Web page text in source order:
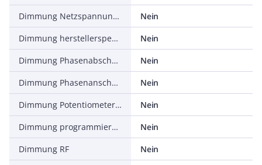
Dimmung Netzspannungsmodulation
Nein
Dimmung herstellerspezifisch
Nein
Dimmung Phasenabschnitt
Nein
Dimmung Phasenanschnitt
Nein
Dimmung Potentiometer (geräteintegriert)
Nein
Dimmung programmierbar
Nein
Dimmung RF
Nein